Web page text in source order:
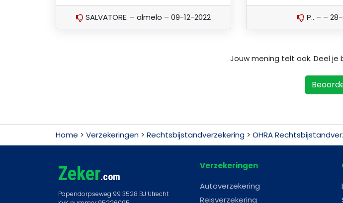
SALVATORE. – almelo – 09-12-2022 P.. – –
Jouw mening telt ook. Deel
Home > Verzekeringen > Rechtsbijstandverzekering > OHRA
Zeker.com
Verzekeringen
Autoverzekering
Reisverzekering